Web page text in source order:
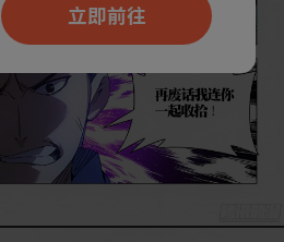
立即前往